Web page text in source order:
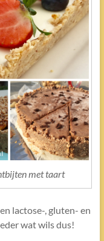
met taart
lactose-, gluten- en
wat wils dus!